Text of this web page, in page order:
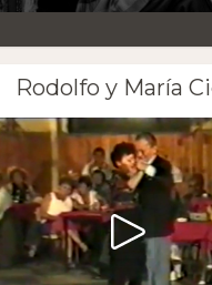
Rodolfo y María